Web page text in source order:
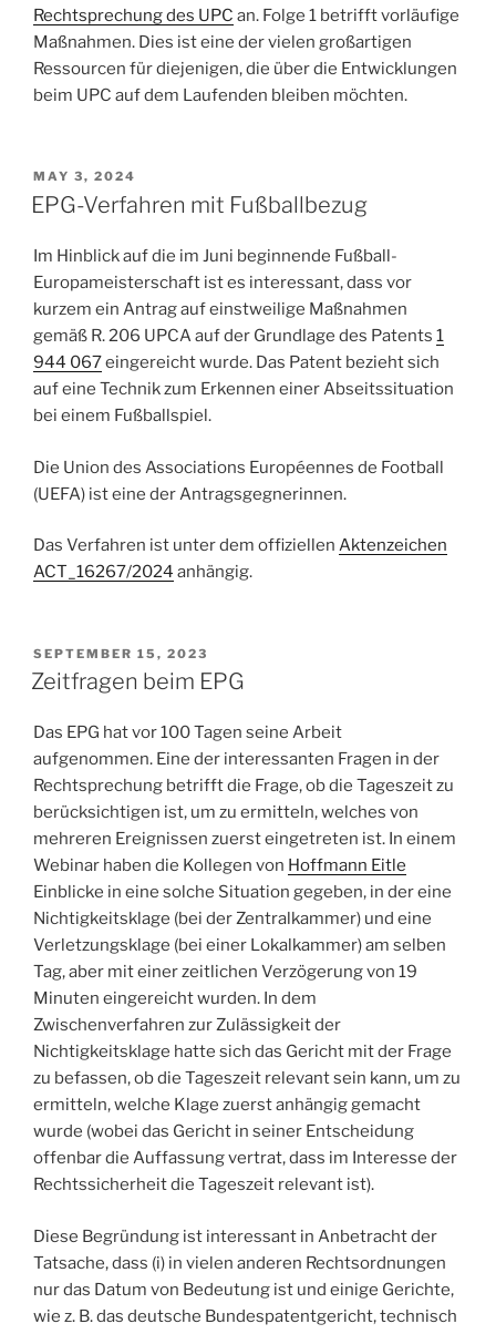
Rechtsprechung des UPC an. Folge 1 betrifft vorläufige
Maßnahmen. Dies ist eine der vielen großartigen
Ressourcen für diejenigen, die über die Entwicklungen
beim UPC auf dem Laufenden bleiben möchten.
POSTED
ON
MAY 3, 2024
EPG-Verfahren mit Fußballbezug
Im Hinblick auf die im Juni beginnende Fußball-
Europameisterschaft ist es interessant, dass vor
kurzem ein Antrag auf einstweilige Maßnahmen
gemäß R. 206 UPCA auf der Grundlage des Patents 1
944 067eingereicht wurde. Das Patent bezieht sich
auf eine Technik zum Erkennen einer Abseitssituation
bei einem Fußballspiel.
Die Union des Associations Européennes de Football
(UEFA) ist eine der Antragsgegnerinnen.
Das Verfahren ist unter dem offiziellen Aktenzeichen
ACT_16267/2024 anhängig.
POSTED
ON
SEPTEMBER 15, 2023
Zeitfragen beim EPG
Das EPG hat vor 100 Tagen seine Arbeit
aufgenommen. Eine der interessanten Fragen in der
Rechtsprechung betrifft die Frage, ob die Tageszeit zu
berücksichtigen ist, um zu ermitteln, welches von
mehreren Ereignissen zuerst eingetreten ist. In einem
Webinar haben die Kollegen von Hoffmann Eitle
Einblicke in eine solche Situation gegeben, in der eine
Nichtigkeitsklage (bei der Zentralkammer) und eine
Verletzungsklage (bei einer Lokalkammer) am selben
Tag, aber mit einer zeitlichen Verzögerung von 19
Minuten eingereicht wurden. In dem
Zwischenverfahren zur Zulässigkeit der
Nichtigkeitsklage hatte sich das Gericht mit der Frage
zu befassen, ob die Tageszeit relevant sein kann, um zu
ermitteln, welche Klage zuerst anhängig gemacht
wurde (wobei das Gericht in seiner Entscheidung
offenbar die Auffassung vertrat, dass im Interesse der
Rechtssicherheit die Tageszeit relevant ist).
Diese Begründung ist interessant in Anbetracht der
Tatsache, dass (i) in vielen anderen Rechtsordnungen
nur das Datum von Bedeutung ist und einige Gerichte,
wie z. B. das deutsche Bundespatentgericht, technisch